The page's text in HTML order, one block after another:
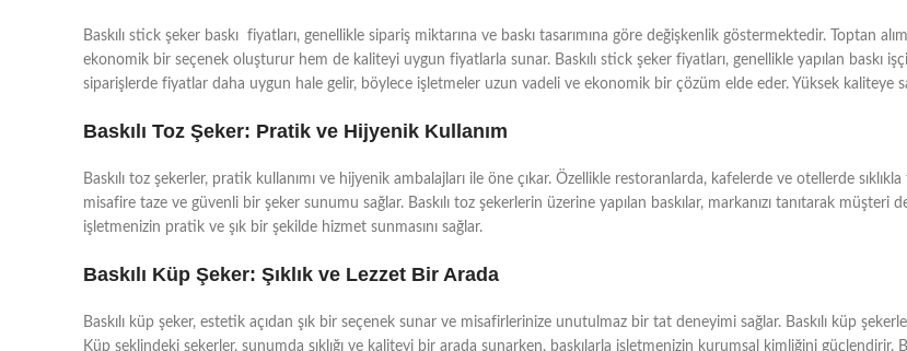
Baskılı stick şeker baskı fiyatları, genellikle sipariş miktarına ve baskı tasarımına göre değişkenlik göstermektedir. Toptan
ekonomik bir seçenek oluşturur hem de kaliteyi uygun fiyatlarla sunar. Baskılı stick şeker fiyatları, genellikle yapılan baskı
siparişlerde fiyatlar daha uygun hale gelir, böylece işletmeler uzun vadeli ve ekonomik bir çözüm elde eder. Yüksek kaliteye
Baskılı Toz Şeker: Pratik ve Hijyenik Kullanım
Baskılı toz şekerler, pratik kullanımı ve hijyenik ambalajları ile öne çıkar. Özellikle restoranlarda, kafelerde ve otellerde
misafire taze ve güvenli bir şeker sunumu sağlar. Baskılı toz şekerlerin üzerine yapılan baskılar, markanızı tanıtarak
işletmenizin pratik ve şık bir şekilde hizmet sunmasını sağlar.
Baskılı Küp Şeker: Şıklık ve Lezzet Bir Arada
Baskılı küp şeker, estetik açıdan şık bir seçenek sunar ve misafirlerinize unutulmaz bir tat deneyimi sağlar. Baskılı küp
Küp şeklindeki şekerler, sunumda şıklığı ve kaliteyi bir arada sunarken, baskılarla işletmenizin kurumsal kimliğini güçlendirir.